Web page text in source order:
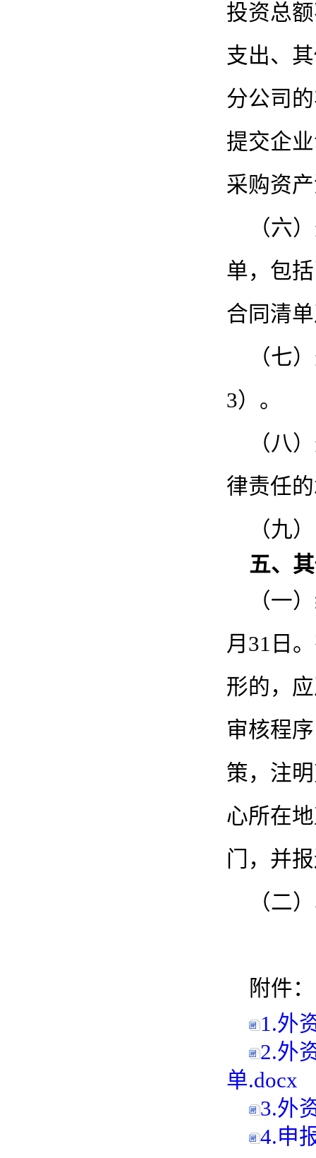
投资总
支出、
分公司
提交企
采购资
（六
单，包
合同清
（七
3）。
（八
律责任
（九
五、
（一
月31日
形的，
审核程
策，注
心所在
门，并
（二
附件：
1.外
2.外
单.docx
3.外
4.申